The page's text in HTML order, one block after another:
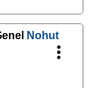
Nohut